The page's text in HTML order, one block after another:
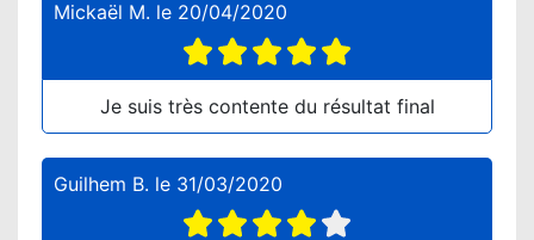
Mickaël M. le 20/04/2020
Je suis très contente du résultat final
Guilhem B. le 31/03/2020